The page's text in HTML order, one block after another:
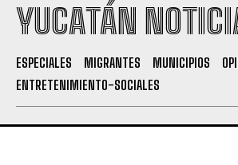
YUCATÁN
ESPECIALES MIGRANTES MUNICIPIOS
ENTRETENIMIENTO-SOCIALES